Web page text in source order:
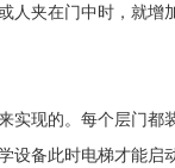
夹在门中时，就增
现的。每个层门都
设备此时电梯才能启